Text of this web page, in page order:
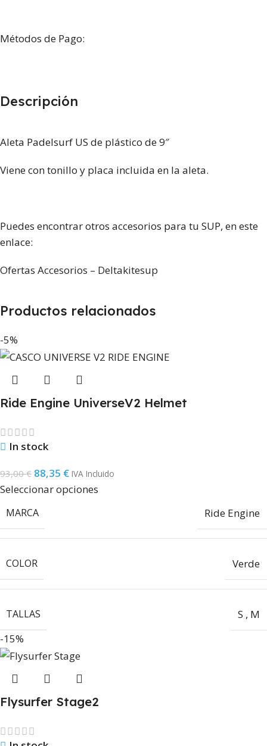
Métodos de Pago:
Descripción
Aleta Padelsurf US de plástico de 9″
Viene con tonillo y placa incluida en la aleta.
Puedes encontrar otros accesorios para tu SUP, en este
enlace:
Ofertas Accesorios – Deltakitesup
Productos relacionados
-5%
Ride Engine UniverseV2 Helmet
In stock
93,00€ 88,35 € IVA Incluido
Seleccionar opciones
MARCA Ride Engine
COLOR Verde
TALLAS S , M
-15%
Flysurfer Stage2